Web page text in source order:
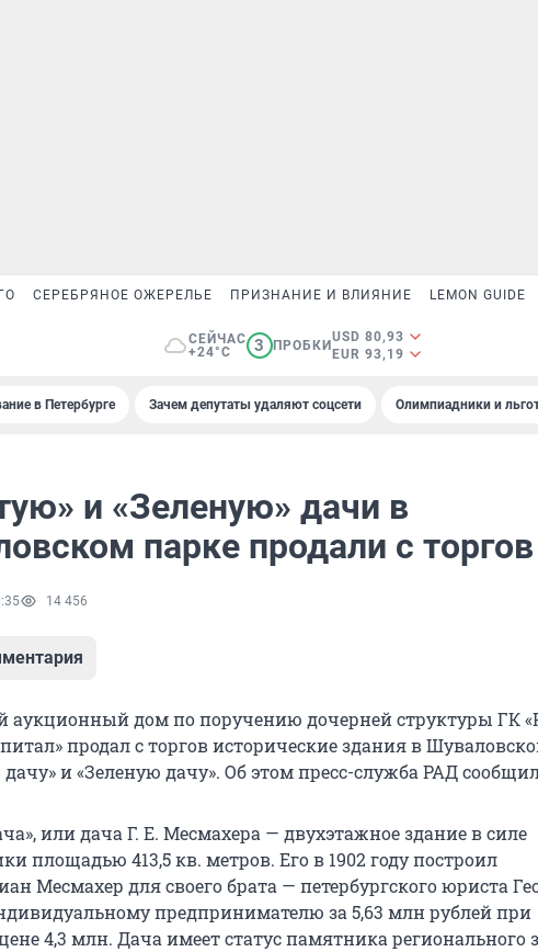
СЕРЕБРЯНОЕ ОЖЕРЕЛЬЕ ПРИЗНАНИЕ И ВЛИЯНИЕ LEMON GUIDE
СЕЙЧАС
+24°C
3 ПРОБКИ
USD 80,93
EUR 93,19
в Петербурге Зачем депутаты удаляют соцсети Олимпиадники и
и «Зеленую» дачи в
парке продали с торгов
14 456
аукционный дом по поручению дочерней структуры ГК
продал с торгов исторические здания в
и «Зеленую дачу». Об этом пресс-служба РАД
или дача Г. Е. Месмахера — двухэтажное здание в силе
площадью 413,5 кв. метров. Его в 1902 году построил
Месмахер для своего брата — петербургского юриста
предпринимателю за 5,63 млн рублей при
4,3 млн. Дача имеет статус памятника регионального